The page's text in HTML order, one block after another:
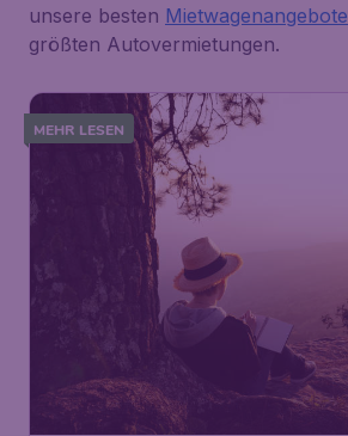
unsere besten Mietwagenangebote
größten Autovermietungen.
MEHR LESEN